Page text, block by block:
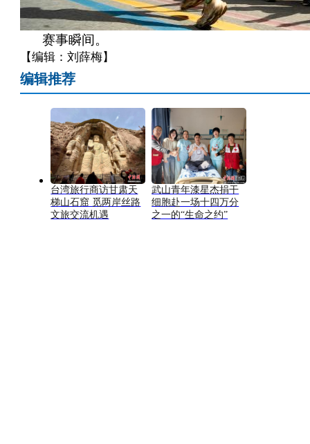
赛事瞬间。
【编辑：刘薛梅】
编辑推荐
台湾旅行商访甘肃天
梯山石窟 觅两岸丝路
文旅交流机遇
武山青年漆星杰捐干
细胞赴一场十四万分
之一的“生命之约”